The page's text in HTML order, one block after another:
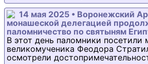
14 мая 2025 • Воронежский
монашеской делегацией
паломничество по святыням
В этот день паломники посетили
великомученика Феодора
осмотрели